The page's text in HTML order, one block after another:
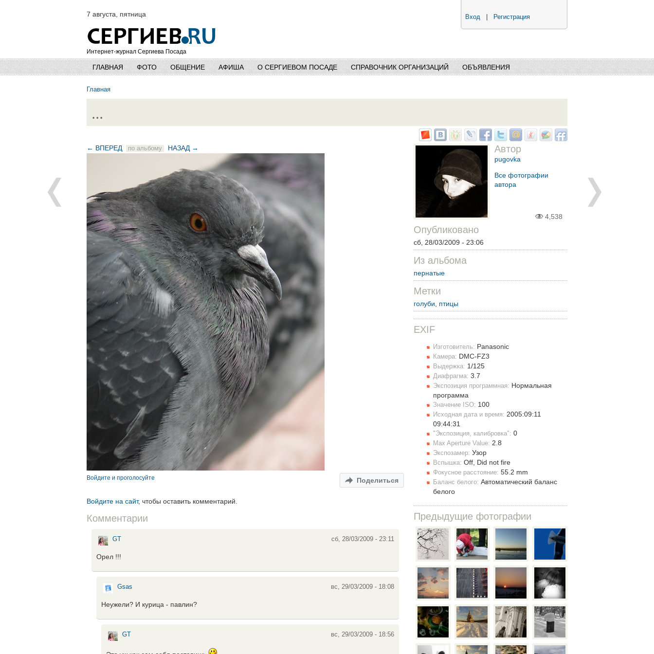
7 августа, пятница
Интернет-журнал Сергиева Посада
Вход Регистрация
ГЛАВНАЯ ФОТО ОБЩЕНИЕ АФИША О СЕРГИЕВОМ ПОСАДЕ СПРАВОЧНИК ОРГАНИЗАЦИЙ ОБЪЯВЛЕНИЯ
Главная
...
← ВПЕРЕД по альбому НАЗАД →
Поделиться
Войдите и проголосуйте
Войдите на сайт, чтобы оставить комментарий.
Комментарии
GT сб, 28/03/2009 - 23:11
Орел !!!
Gsas вс, 29/03/2009 - 18:08
Неужели? И курица - павлин?
GT вс, 29/03/2009 - 18:56
Автор
pugovka
Все фотографии
автора
4,538
Опубликовано
сб, 28/03/2009 - 23:06
Из альбома
пернатые
Метки
голуби, птицы
EXIF
Изготовитель: Panasonic
Камера: DMC-FZ3
Выдержка: 1/125
Диафрагма: 3.7
Экспозиция программная: Нормальная
программа
Значение ISO: 100
Исходная дата и время: 2005:09:11
09:44:31
"Экспозиция, калибровка": 0
Max Aperture Value: 2.8
Экспозамер: Узор
Вспышка: Off, Did not fire
Фокусное расстояние: 55.2 mm
Баланс белого: Автоматический баланс
белого
Предыдущие фотографии